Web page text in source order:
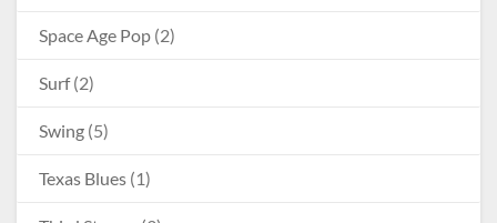
Space Age Pop (2)
Surf(2)
Swing (5)
Texas Blues (1)